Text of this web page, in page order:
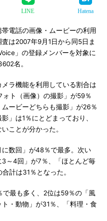
LINE Hatena
電話の画像・ムービーの利用
は2007年9月1日から同5日ま
」の登録メンバーを対象に
名。
ラ機能を利用している割合は
ト（画像）の撮影」が59％
ービーどちらも撮影」が26％
」は1％にとどまっており、
ことが分かった。
数回」が48％で最多。次い
3～4回」が7％、「ほとんど毎
計は31％となった。
最も多く、2位は59％の「風
・動物」が31％、「料理・食